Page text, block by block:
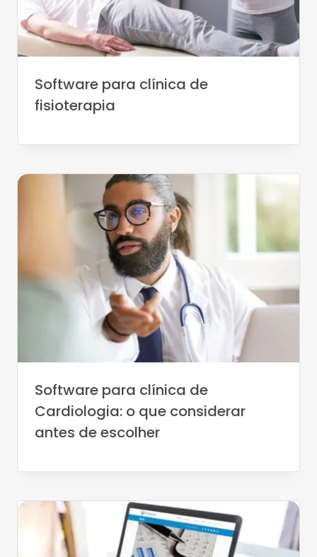
Software para clínica de
fisioterapia
Software para clínica de
Cardiologia: o que considerar
antes de escolher